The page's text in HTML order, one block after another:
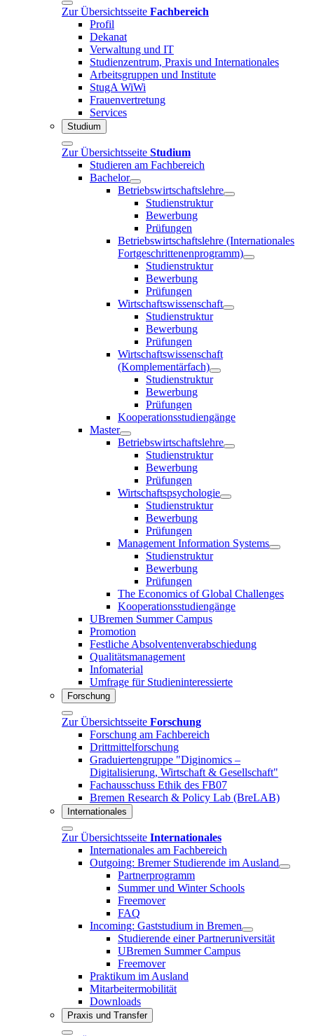
Zur Übersichtsseite Fachbereich
Profil
Dekanat
Verwaltung und IT
Studienzentrum, Praxis und Internationales
Arbeitsgruppen und Institute
StugA WiWi
Frauenvertretung
Services
Studium
Zur Übersichtsseite Studium
Studieren am Fachbereich
Bachelor
Betriebswirtschaftslehre
Studienstruktur
Bewerbung
Prüfungen
Betriebswirtschaftslehre (Internationales
Fortgeschrittenenprogramm)
Studienstruktur
Bewerbung
Prüfungen
Wirtschaftswissenschaft
Studienstruktur
Bewerbung
Prüfungen
Wirtschaftswissenschaft
(Komplementärfach)
Studienstruktur
Bewerbung
Prüfungen
Kooperationsstudiengänge
Master
Betriebswirtschaftslehre
Studienstruktur
Bewerbung
Prüfungen
Wirtschaftspsychologie
Studienstruktur
Bewerbung
Prüfungen
Management Information Systems
Studienstruktur
Bewerbung
Prüfungen
The Economics of Global Challenges
Kooperationsstudiengänge
UBremen Summer Campus
Promotion
Festliche Absolventenverabschiedung
Qualitätsmanagement
Infomaterial
Umfrage für Studieninteressierte
Forschung
Zur Übersichtsseite Forschung
Forschung am Fachbereich
Drittmittelforschung
Graduiertengruppe "Diginomics –
Digitalisierung, Wirtschaft & Gesellschaft"
Fachausschuss Ethik des FB07
Bremen Research & Policy Lab (BreLAB)
Internationales
Zur Übersichtsseite Internationales
Internationales am Fachbereich
Outgoing: Bremer Studierende im Ausland
Partnerprogramm
Summer und Winter Schools
Freemover
FAQ
Incoming: Gaststudium in Bremen
Studierende einer Partneruniversität
UBremen Summer Campus
Freemover
Praktikum im Ausland
Mitarbeitermobilität
Downloads
Praxis und Transfer